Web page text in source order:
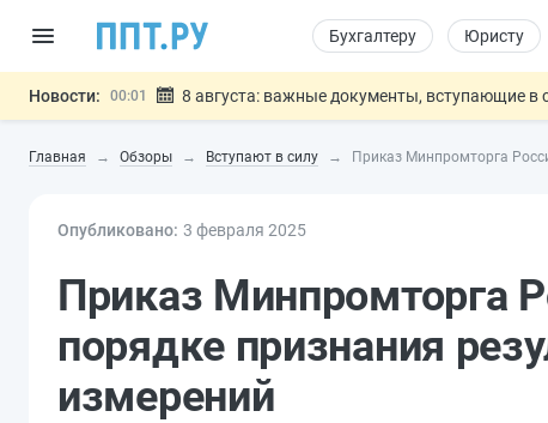
Бухгалтеру Юристу
Новости: 00:01 8 августа: важные документы, вступающие в
07.08 Дистанционную работу беременных пропишут в
07.08
Важно Разработают единые критерии
Главная Обзоры Вступают в силу Приказ Минпромторга
Опубликовано: 3 февраля 2025
Приказ Минпромторга
порядке признания
измерений